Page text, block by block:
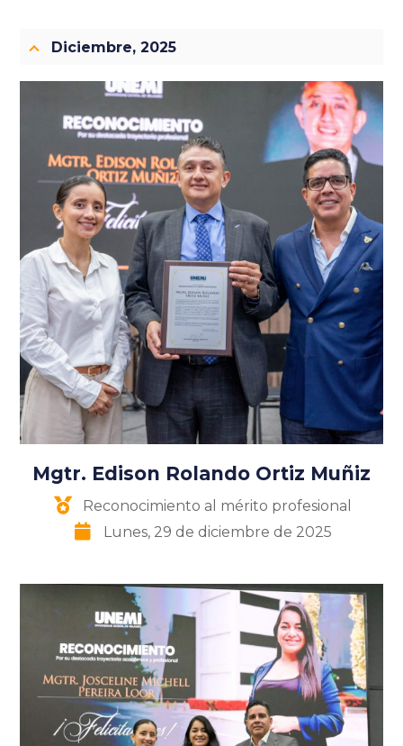
Diciembre, 2025
Mgtr. Edison Rolando Ortiz Muñiz
Reconocimiento al mérito profesional
Lunes, 29 de diciembre de 2025